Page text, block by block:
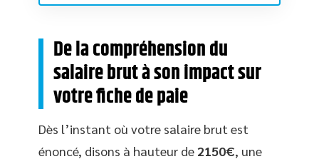
De la compréhension du
salaire brut à son impact sur
votre fiche de paie
Dès l’instant où votre salaire brut est
énoncé, disons à hauteur de 2150€, une